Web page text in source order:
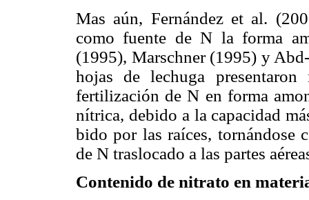
Mas aún, Fernández et al.
como fuente de N la forma
(1995), Marschner (1995) y
hojas de lechuga
fertilización de N en forma
nítrica, debido a la capacidad
bido por las raíces, tornándose
de N traslocado a las partes
Contenido de nitrato en